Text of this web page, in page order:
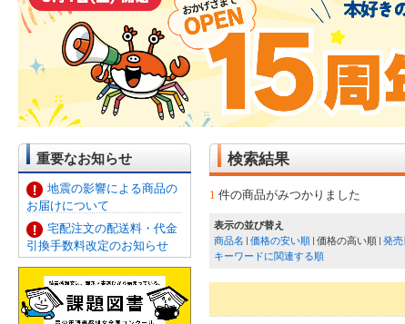
重要なお知らせ
地震の影響による商品の
お届けについて
宅配注文の配送料・代金
引換手数料改定のお知らせ
検索結果
1 件の商品がみつかりました
表示の並び替え
商品名
価格の安い順 価格の高い順 発売
キーワードに関連する順